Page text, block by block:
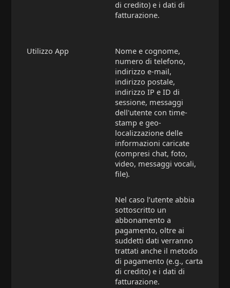
di credito) e i dati di
fatturazione.
Utilizzo App
Nome e cognome,
numero di telefono,
indirizzo e-mail,
indirizzo postale,
indirizzo IP e ID di
sessione, messaggi
dell'utente con time-
stamp e geo-
localizzazione delle
informazioni caricate
(compresi chat, foto,
video, messaggi vocali,
file).
Nel caso l’utente abbia
sottoscritto un
abbonamento a
pagamento, oltre ai
suddetti dati verranno
trattati anche il metodo
di pagamento (e.g., carta
di credito) e i dati di
fatturazione.